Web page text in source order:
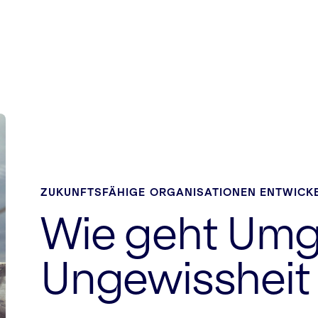
ZUKUNFTSFÄHIGE ORGANISATIONEN
Wie geht
Ungewissheit